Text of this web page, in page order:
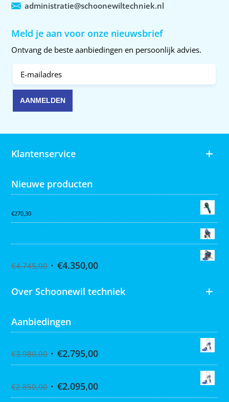
administratie@schoonewiltechniek.nl
Meld je aan voor onze nieuwsbrief
Ontvang de beste aanbiedingen en persoonlijk advies.
Klantenservice
Nieuwe producten
€270,30
€4.745,00 €4.350,00
Over Schoonewil techniek
Aanbiedingen
€3.980,00 €2.795,00
€2.850,00 €2.095,00